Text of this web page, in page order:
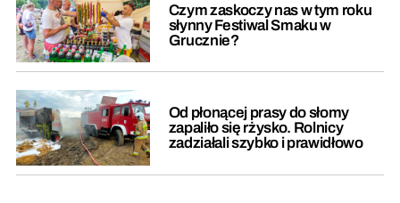
Czym zaskoczy nas w tym roku
słynny Festiwal Smaku w
Grucznie?
Od płonącej prasy do słomy
zapaliło się rżysko. Rolnicy
zadziałali szybko i prawidłowo